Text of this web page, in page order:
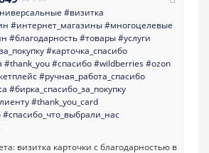
#визитка
#интернет_магазины#многоцелевые
#благодарность#товары#услуги
#карточка_спасибо
#thank_you#спасибо#wildberries#ozon
#ручная_работа_спасибо
#бирка_спасибо_за_покупку
#thank_you_card
#спасибо_что_выбрали_нас